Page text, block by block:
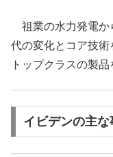
祖業の水力発電か
代の変化とコア技
トップクラスの製品
イビデンの主